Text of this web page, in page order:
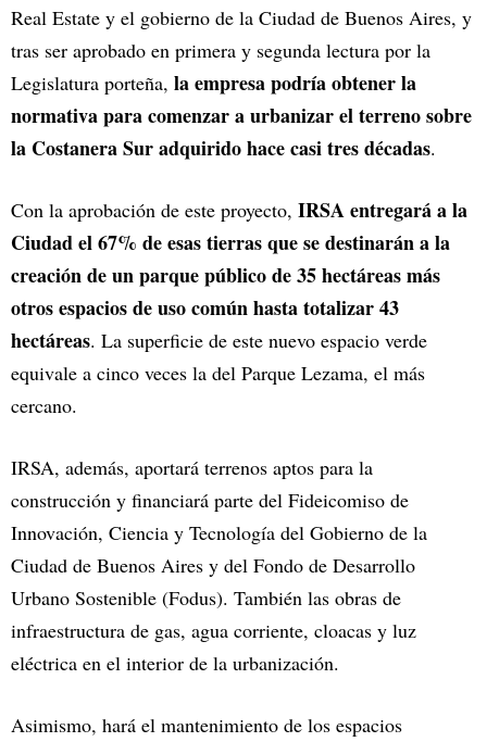
Real Estate y el gobierno de la Ciudad de Buenos Aires, y
tras ser aprobado en primera y segunda lectura por la
Legislatura porteña, la empresa podría obtener la
normativa para comenzar a urbanizar el terreno sobre
la Costanera Sur adquirido hace casi tres décadas.
Con la aprobación de este proyecto, IRSA entregará a la
Ciudad el 67% de esas tierras que se destinarán a la
creación de un parque público de 35 hectáreas más
otros espacios de uso común hasta totalizar 43
hectáreas. La superficie de este nuevo espacio verde
equivale a cinco veces la del Parque Lezama, el más
cercano.
IRSA, además, aportará terrenos aptos para la
construcción y financiará parte del Fideicomiso de
Innovación, Ciencia y Tecnología del Gobierno de la
Ciudad de Buenos Aires y del Fondo de Desarrollo
Urbano Sostenible (Fodus). También las obras de
infraestructura de gas, agua corriente, cloacas y luz
eléctrica en el interior de la urbanización.
Asimismo, hará el mantenimiento de los espacios